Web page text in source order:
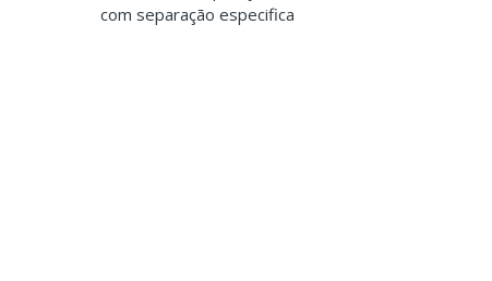
com separação especifica